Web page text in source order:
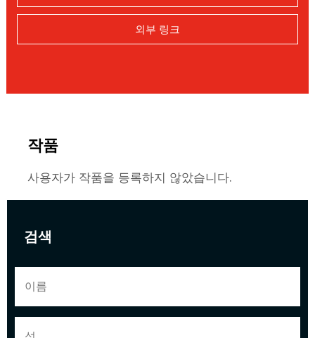
검색
외부 링크
작품
사용자가 작품을 등록하지 않았습니다.